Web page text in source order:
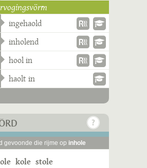
ingehaold
inholend
hool in
haolt in
gevoonde die rijme op inhole
kole stole